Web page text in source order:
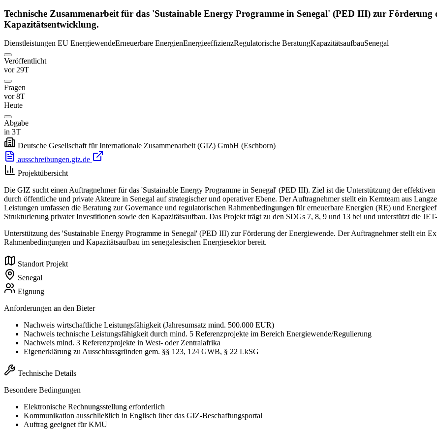
Technische Zusammenarbeit für das 'Sustainable Energy Programme in Senegal' (PED III) zur Förderung
Kapazitätsentwicklung.
Dienstleistungen EU EnergiewendeErneuerbare EnergienEnergieeffizienzRegulatorische BeratungKapazitätsaufbauSenegal
Veröffentlicht
vor 29T
Fragen
vor 8T
Heute
Abgabe
in 3T
Deutsche Gesellschaft für Internationale Zusammenarbeit (GIZ) GmbH (Eschborn)
ausschreibungen.giz.de
Projektübersicht
Die GIZ sucht einen Auftragnehmer für das 'Sustainable Energy Programme in Senegal' (PED III). Ziel ist die Unterstützung der
durch öffentliche und private Akteure in Senegal auf strategischer und operativer Ebene. Der Auftragnehmer stellt ein Kernteam aus
Leistungen umfassen die Beratung zur Governance und regulatorischen Rahmenbedingungen für erneuerbare Energien (RE) und
Strukturierung privater Investitionen sowie den Kapazitätsaufbau. Das Projekt trägt zu den SDGs 7, 8, 9 und 13 bei und unterstützt die
Unterstützung des 'Sustainable Energy Programme in Senegal' (PED III) zur Förderung der Energiewende. Der Auftragnehmer stellt ein
Rahmenbedingungen und Kapazitätsaufbau im senegalesischen Energiesektor bereit.
Standort Projekt
Senegal
Eignung
Anforderungen an den Bieter
Nachweis wirtschaftliche Leistungsfähigkeit (Jahresumsatz mind. 500.000 EUR)
Nachweis technische Leistungsfähigkeit durch mind. 5 Referenzprojekte im Bereich Energiewende/Regulierung
Nachweis mind. 3 Referenzprojekte in West- oder Zentralafrika
Eigenerklärung zu Ausschlussgründen gem. §§ 123, 124 GWB, § 22 LkSG
Technische Details
Besondere Bedingungen
Elektronische Rechnungsstellung erforderlich
Kommunikation ausschließlich in Englisch über das GIZ-Beschaffungsportal
Auftrag geeignet für KMU